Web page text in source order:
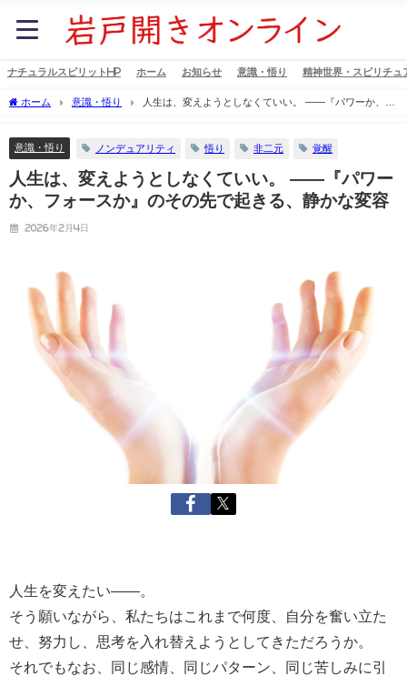
ナチュラルスピリットHP ホーム お知らせ 意識・悟り 精神世界・スピリチュ
ホーム 意識・悟り
人生は、変えようとしなくていい。 ――『パワーか、フ
意識・悟り ノンデュアリティ 悟り 非二元 覚醒
人生は、変えようとしなくていい。 ――『パワー
か、フォースか』のその先で起きる、静かな変容
2026年2月4日
人生を変えたい――。
そう願いながら、私たちはこれまで何度、自分を奮い立た
せ、努力し、思考を入れ替えようとしてきただろうか。
それでもなお、同じ感情、同じパターン、同じ苦しみに引